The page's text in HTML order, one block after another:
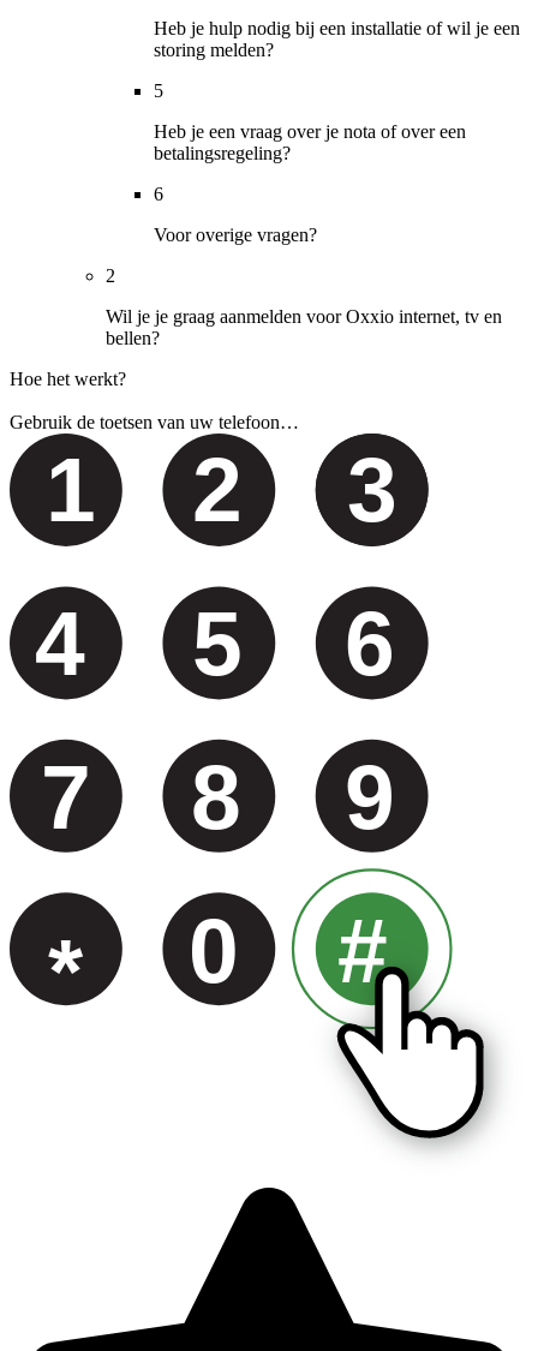
Heb je hulp nodig bij een installatie of wil je een
storing melden?
5
Heb je een vraag over je nota of over een
betalingsregeling?
6
Voor overige vragen?
2
Wil je je graag aanmelden voor Oxxio internet, tv en
bellen?
Hoe het werkt?
Gebruik de toetsen van uw telefoon…
1 2
3
4
5 6
7 8
9
*
0 #